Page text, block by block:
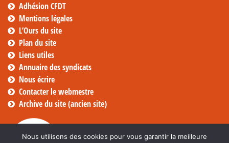
Adhésion CFDT
Mentions légales
L’Ours du site
Plan du site
Liens utiles
Annuaire des syndicats
Nous écrire
Contacter le webmestre
Archive du site (ancien site)
Nous utilisons des cookies pour vous garantir la meilleure